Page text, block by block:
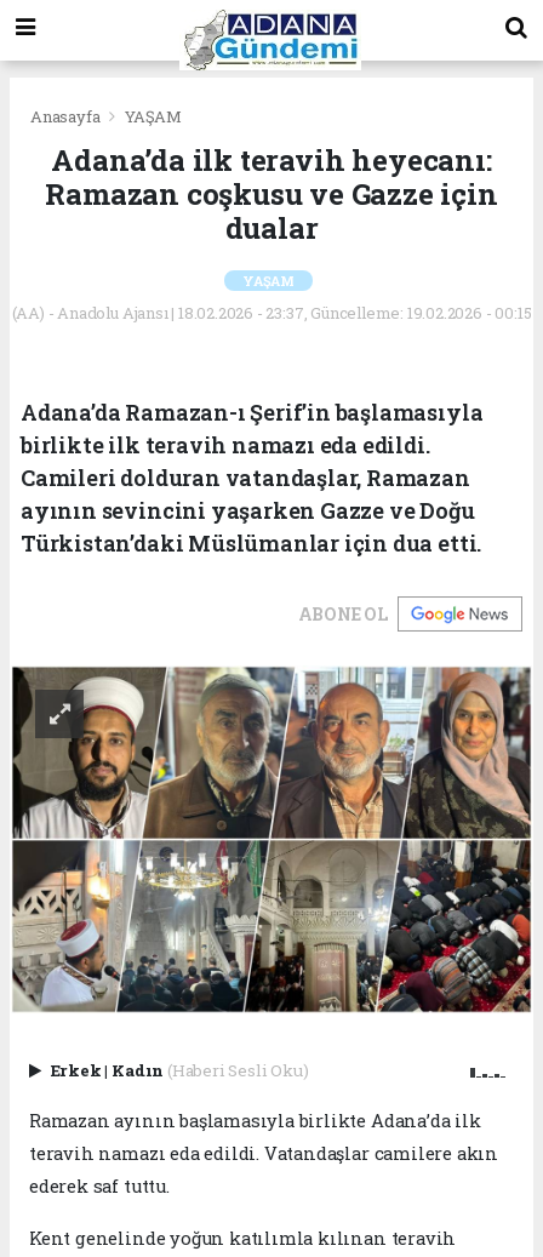
Anasayfa YAŞAM
Adana’da ilk teravih heyecanı:
Ramazan coşkusu ve Gazze için
dualar
YAŞAM
(AA) - Anadolu Ajansı | 18.02.2026 - 23:37, Güncelleme: 19.02.2026 - 00:15
Adana’da Ramazan-ı Şerif’in başlamasıyla
birlikte ilk teravih namazı eda edildi.
Camileri dolduran vatandaşlar, Ramazan
ayının sevincini yaşarken Gazze ve Doğu
Türkistan’daki Müslümanlar için dua etti.
ABONE OL
Erkek| Kadın (Haberi Sesli Oku)
Ramazan ayının başlamasıyla birlikte Adana’da ilk
teravih namazı eda edildi. Vatandaşlar camilere akın
ederek saf tuttu.
Kent genelinde yoğun katılımla kılınan teravih